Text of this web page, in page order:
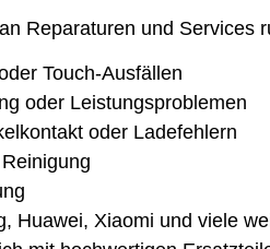
Reparaturen und Services
Touch-Ausfällen
oder Leistungsproblemen
oder Ladefehlern
Huawei, Xiaomi und viele